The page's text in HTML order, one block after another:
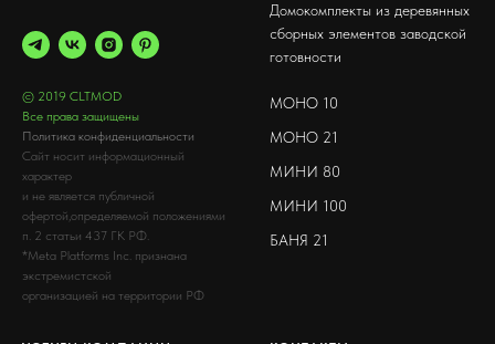
© 2019 CLTMOD
Все права защищены
Политика конфиденциальности
Сайт носит информационный
характер
и не является публичной
офертой,определяемой положениями
п. 2 статьи 437 ГК РФ.
*Meta Platforms Inc. признана
экстремистской
организацией на территории РФ
Домокомплекты из деревянных
сборных элементов заводской
готовности
МОНО 10
МОНО 21
МИНИ 80
МИНИ 100
БАНЯ 21